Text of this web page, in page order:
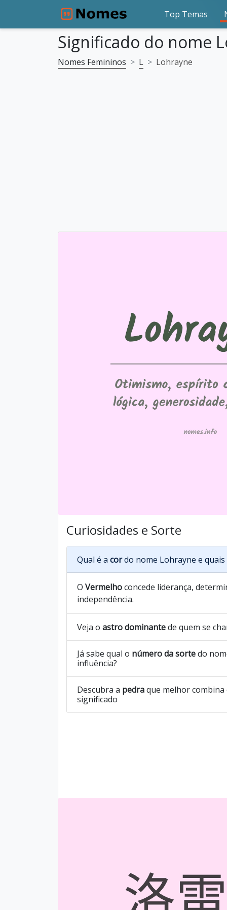
Top Temas
Significado do nome
Nomes Femininos L Lohrayne
Curiosidades e Sorte
Qual é a cordo nome Lohrayne e quais
O Vermelhoconcede liderança,
independência.
Veja o astro dominantede quem se
Já sabe qual o número da sortedo
influência?
Descubra a pedraque melhor
significado